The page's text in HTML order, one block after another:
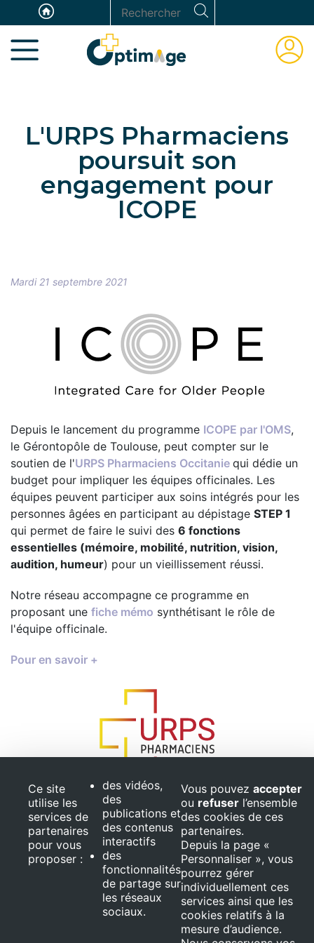
au
contenu
principal
Rechercher
L'URPS Pharmaciens
poursuit son
engagement pour
ICOPE
Mardi 21 septembre 2021
Depuis le lancement du programme ICOPE par l'OMS,
le Gérontopôle de Toulouse, peut compter sur le
soutien de l'URPS Pharmaciens Occitanie qui dédie un
budget pour impliquer les équipes officinales. Les
équipes peuvent participer aux soins intégrés pour les
personnes âgées en participant au dépistage STEP 1
qui permet de faire le suivi des 6 fonctions
essentielles (mémoire, mobilité, nutrition, vision,
audition, humeur) pour un vieillissement réussi.
Notre réseau accompagne ce programme en
proposant une fiche mémo synthétisant le rôle de
l'équipe officinale.
Pour en savoir +
Ce projet est ﬁnancé par le Fond Européen de Développement
Régional (FEDER)
© 2026 Optimage,
REIPO. Tous droits
réservés
Mentions
Panneau de gestion des cookies
Ce site
utilise les
services de
partenaires
pour vous
proposer :
des vidéos,
des
publications et
des contenus
interactifs
des
fonctionnalités
de partage sur
les réseaux
sociaux.
Vous pouvez accepter
ou refuser l’ensemble
des cookies de ces
partenaires.
Depuis la page «
Personnaliser », vous
pourrez gérer
individuellement ces
services ainsi que les
cookies relatifs à la
mesure d’audience.